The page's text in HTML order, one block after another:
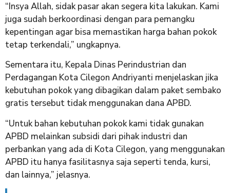
“Insya Allah, sidak pasar akan segera kita lakukan. Kami
juga sudah berkoordinasi dengan para pemangku
kepentingan agar bisa memastikan harga bahan pokok
tetap terkendali,” ungkapnya.
Sementara itu, Kepala Dinas Perindustrian dan
Perdagangan Kota Cilegon Andriyanti menjelaskan jika
kebutuhan pokok yang dibagikan dalam paket sembako
gratis tersebut tidak menggunakan dana APBD.
“Untuk bahan kebutuhan pokok kami tidak gunakan
APBD melainkan subsidi dari pihak industri dan
perbankan yang ada di Kota Cilegon, yang menggunakan
APBD itu hanya fasilitasnya saja seperti tenda, kursi,
dan lainnya,” jelasnya.